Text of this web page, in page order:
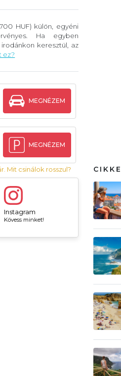
HUF) külön, egyéni
Ha egyben
keresztül, az
ez?
MEGNÉZEM
MEGNÉZEM
Mit csinálok rosszul?
Instagram
Kövess minket!